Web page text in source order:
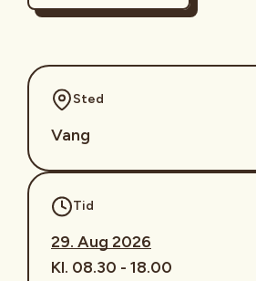
Sted
Vang
Tid
29. Aug 2026
Kl. 08.30 - 18.00